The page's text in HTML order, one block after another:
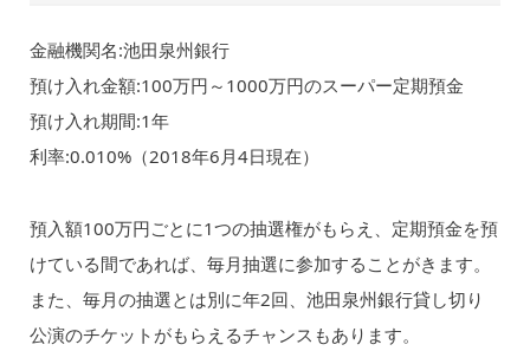
金融機関名:池田泉州銀行
預け入れ金額:100万円～1000万円のスーパー定期預金
預け入れ期間:1年
利率:0.010%（2018年6月4日現在）
預入額100万円ごとに1つの抽選権がもらえ、定期預金を預
けている間であれば、毎月抽選に参加することがきます。
また、毎月の抽選とは別に年2回、池田泉州銀行貸し切り
公演のチケットがもらえるチャンスもあります。